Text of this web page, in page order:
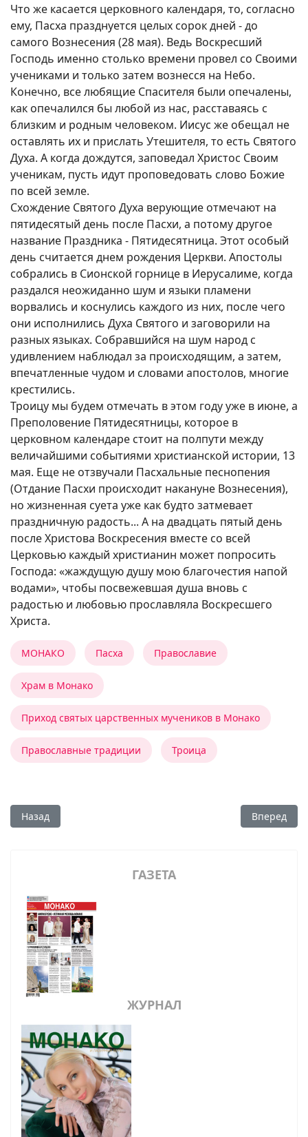
Что же касается церковного календаря, то, согласно
ему, Пасха празднуется целых сорок дней - до
самого Вознесения (28 мая). Ведь Воскресший
Господь именно столько времени провел со Своими
учениками и только затем вознесся на Небо.
Конечно, все любящие Спасителя были опечалены,
как опечалился бы любой из нас, расставаясь с
близким и родным человеком. Иисус же обещал не
оставлять их и прислать Утешителя, то есть Святого
Духа. А когда дождутся, заповедал Христос Своим
ученикам, пусть идут проповедовать слово Божие
по всей земле.
Схождение Святого Духа верующие отмечают на
пятидесятый день после Пасхи, а потому другое
название Праздника - Пятидесятница. Этот особый
день считается днем рождения Церкви. Апостолы
собрались в Сионской горнице в Иерусалиме, когда
раздался неожиданно шум и языки пламени
ворвались и коснулись каждого из них, после чего
они исполнились Духа Святого и заговорили на
разных языках. Собравшийся на шум народ с
удивлением наблюдал за происходящим, а затем,
впечатленные чудом и словами апостолов, многие
крестились.
Троицу мы будем отмечать в этом году уже в июне, а
Преполовение Пятидесятницы, которое в
церковном календаре стоит на полпути между
величайшими событиями христианской истории, 13
мая. Еще не отзвучали Пасхальные песнопения
(Отдание Пасхи происходит накануне Вознесения),
но жизненная суета уже как будто затмевает
праздничную радость... А на двадцать пятый день
после Христова Воскресения вместе со всей
Церковью каждый христианин может попросить
Господа: «жаждущую душу мою благочестия напой
водами», чтобы посвежевшая душа вновь с
радостью и любовью прославляла Воскресшего
Христа.
МОНАКО Пасха Православие
Храм в Монако
Приход святых царственных мучеников в Монако
Православные традиции Троица
Предыдущий: «Атеистов на войне не бывает»
Назад Вперед
ГАЗЕТА
ЖУРНАЛ